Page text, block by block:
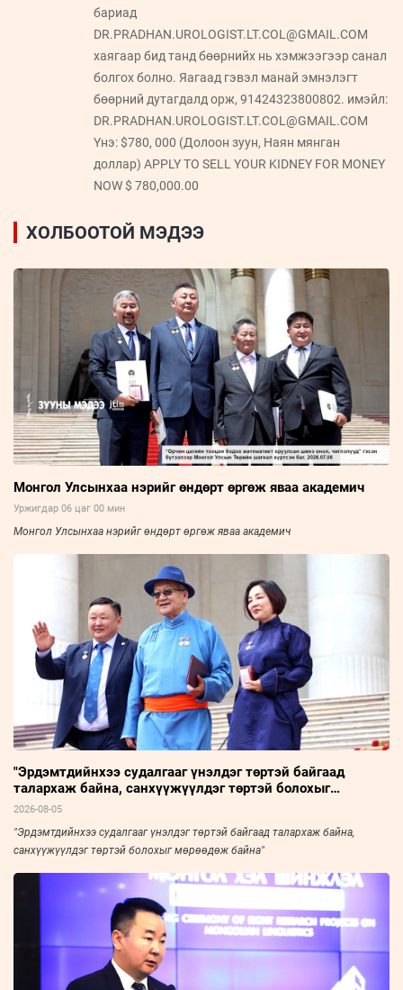
бариад
DR.PRADHAN.UROLOGIST.LT.COL@GMAIL.COM
хаягаар бид танд бөөрнийх нь хэмжээгээр санал
болгох болно. Яагаад гэвэл манай эмнэлэгт
бөөрний дутагдалд орж, 91424323800802. имэйл:
DR.PRADHAN.UROLOGIST.LT.COL@GMAIL.COM
Yнэ: $780, 000 (Долоон зуун, Наян мянган
доллар) APPLY TO SELL YOUR KIDNEY FOR MONEY
NOW $ 780,000.00
ХОЛБООТОЙ МЭДЭЭ
Монгол Улсынхаа нэрийг өндөрт өргөж яваа академич
Уржигдар 06 цаг 00 мин
Монгол Улсынхаа нэрийг өндөрт өргөж яваа академич
"Эрдэмтдийнхээ судалгааг үнэлдэг төртэй байгаад
талархаж байна, санхүүжүүлдэг төртэй болохыг
мөрөөдөж байна"
2026-08-05
"Эрдэмтдийнхээ судалгааг үнэлдэг төртэй байгаад талархаж байна,
санхүүжүүлдэг төртэй болохыг мөрөөдөж байна"